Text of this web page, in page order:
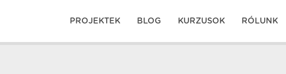
PROJEKTEK BLOG KURZUSOK RÓLUNK